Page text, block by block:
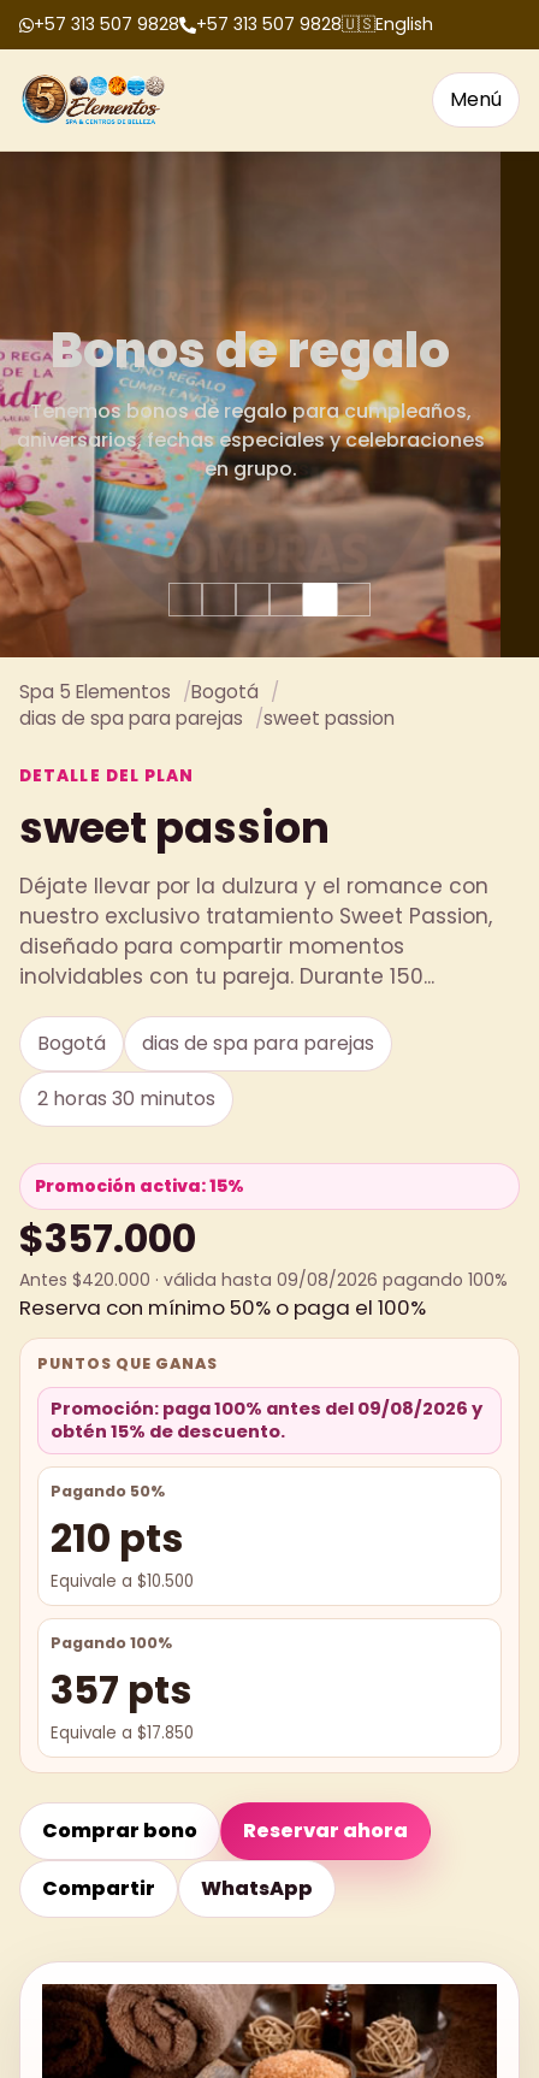
+57 313 507 9828 +57 313 507 9828🇺🇸English
Menú
Bonos de regalo
Tenemos bonos de regalo para cumpleaños,
aniversarios, fechas especiales y celebraciones
en grupo.
Spa 5 Elementos
Bogotá
dias de spa para parejas
sweet passion
DETALLE DEL PLAN
sweet passion
Déjate llevar por la dulzura y el romance con
nuestro exclusivo tratamiento Sweet Passion,
diseñado para compartir momentos
inolvidables con tu pareja. Durante 150...
Bogotá
dias de spa para parejas
2 horas 30 minutos
Promoción activa: 15%
$357.000
Antes $420.000 · válida hasta 09/08/2026 pagando 100%
Reserva con mínimo 50% o paga el 100%
PUNTOS QUE GANAS
Promoción: paga 100% antes del 09/08/2026 y
obtén 15% de descuento.
Pagando 50%
210 pts
Equivale a $10.500
Pagando 100%
357 pts
Equivale a $17.850
Comprar bono Reservar ahora
Compartir WhatsApp